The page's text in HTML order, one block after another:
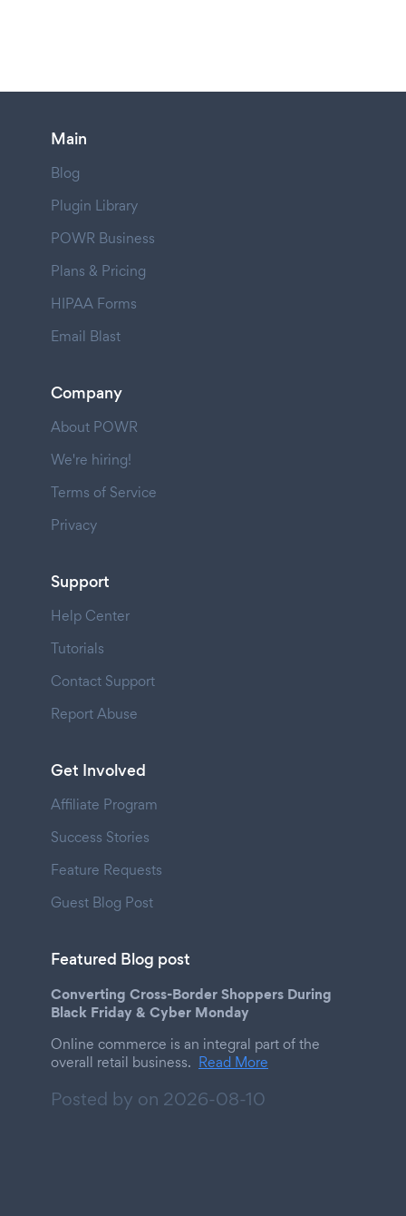
Main
Blog
Plugin Library
POWR Business
Plans & Pricing
HIPAA Forms
Email Blast
Company
About POWR
We're hiring!
Terms of Service
Privacy
Support
Help Center
Tutorials
Contact Support
Report Abuse
Get Involved
Affiliate Program
Success Stories
Feature Requests
Guest Blog Post
Featured Blog post
Converting Cross-Border Shoppers During
Black Friday & Cyber Monday
Online commerce is an integral part of the
overall retail business. Read More
Posted by on 2026-08-10